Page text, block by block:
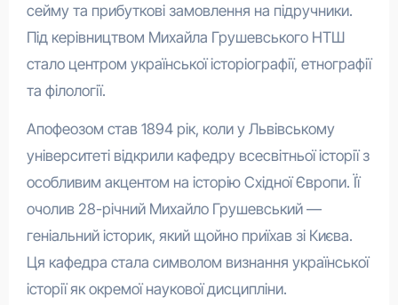
сейму та прибуткові замовлення на підручники.
Під керівництвом Михайла Грушевського НТШ
стало центром української історіографії, етнографії
та філології.
Апофеозом став 1894 рік, коли у Львівському
університеті відкрили кафедру всесвітньої історії з
особливим акцентом на історію Східної Європи. Її
очолив 28-річний Михайло Грушевський —
геніальний історик, який щойно приїхав зі Києва.
Ця кафедра стала символом визнання української
історії як окремої наукової дисципліни.